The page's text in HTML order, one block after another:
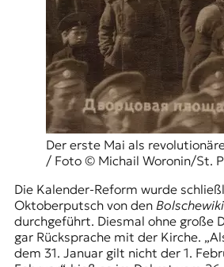
Der erste Mai als
/ Foto © Michail Woronin/St.
Die Kalender-Reform wurde
Oktoberputsch von den Bolschewiki
durchgeführt. Diesmal ohne große
gar Rücksprache mit der Kirche.
dem 31. Januar gilt nicht der 1.